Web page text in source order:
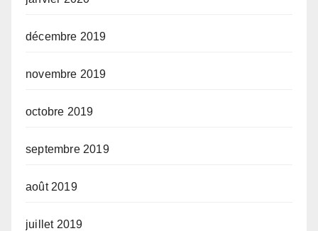
décembre 2019
novembre 2019
octobre 2019
septembre 2019
août 2019
juillet 2019